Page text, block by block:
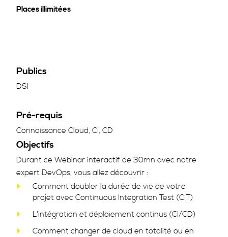
Places illimitées
Publics
DSI
Pré-requis
Connaissance Cloud, CI, CD
Objectifs
Durant ce Webinar interactif de 30mn avec notre
expert DevOps, vous allez découvrir :
Comment doubler la durée de vie de votre
projet avec Continuous Integration Test (CIT)
L'intégration et déploiement continus (CI/CD)
Comment changer de cloud en totalité ou en